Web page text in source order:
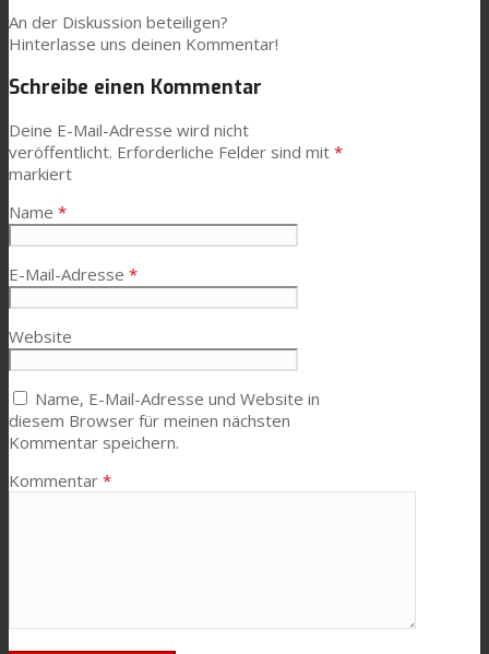
Kontaktieren Sie uns
An der Diskussion beteiligen?
Hinterlasse uns deinen Kommentar!
Schreibe einen Kommentar
Deine E-Mail-Adresse wird nicht
veröffentlicht. Erforderliche Felder sind mit *
markiert
Name *
E-Mail-Adresse *
Website
Name, E-Mail-Adresse und Website in
diesem Browser für meinen nächsten
Kommentar speichern.
Kommentar *